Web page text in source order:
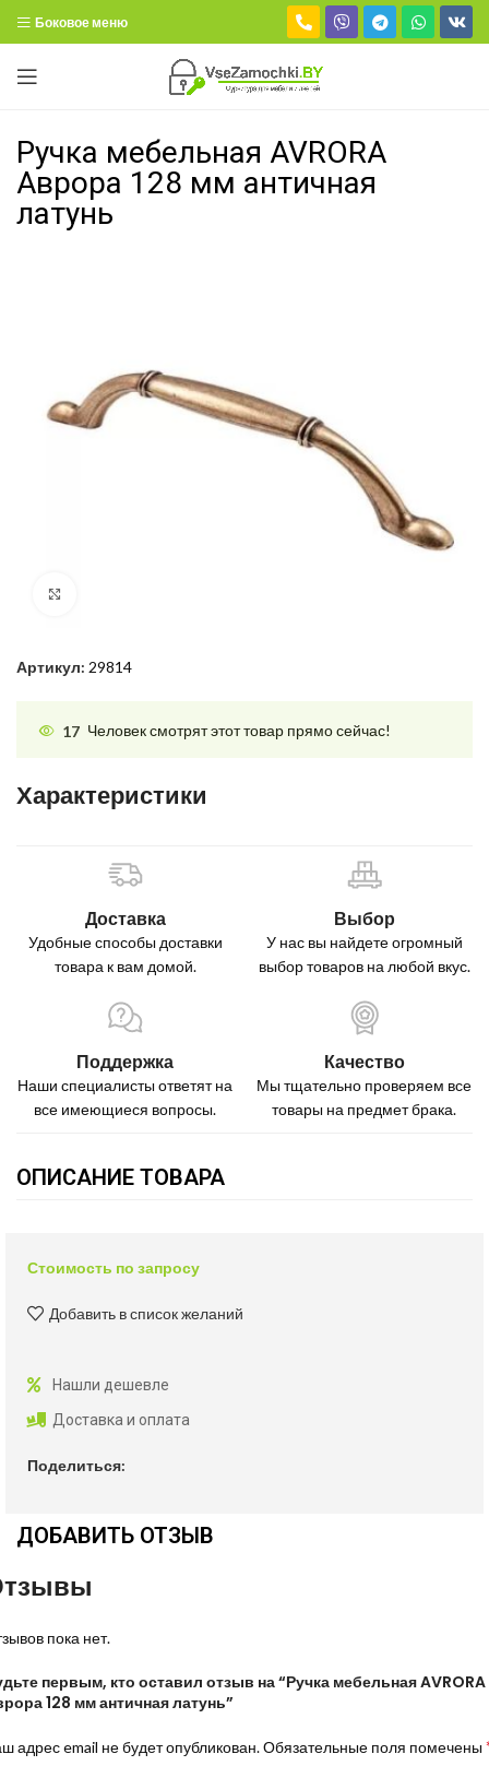
Боковое меню
Ручка мебельная AVRORA
Аврора 128 мм античная
латунь
Артикул: 29814
17 Человек смотрят этот товар прямо сейчас!
Характеристики
Доставка
Удобные способы доставки
товара к вам домой.
Выбор
У нас вы найдете огромный
выбор товаров на любой вкус.
Поддержка
Наши специалисты ответят на
все имеющиеся вопросы.
Качество
Мы тщательно проверяем все
товары на предмет брака.
ОПИСАНИЕ ТОВАРА
Стоимость по запросу
Добавить в список желаний
Нашли дешевле
Доставка и оплата
Поделиться:
ДОБАВИТЬ ОТЗЫВ
пока нет.
первым, кто оставил отзыв на “Ручка мебельная AVRORA
128 мм античная латунь”
адрес email не будет опубликован.Обязательные поля помечены